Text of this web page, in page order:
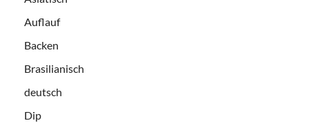
Auflauf
Backen
Brasilianisch
deutsch
Dip